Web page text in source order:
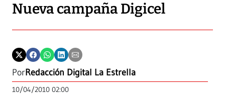
Nueva campaña Digicel
PorRedacción Digital La Estrella
10/04/2010 02:00